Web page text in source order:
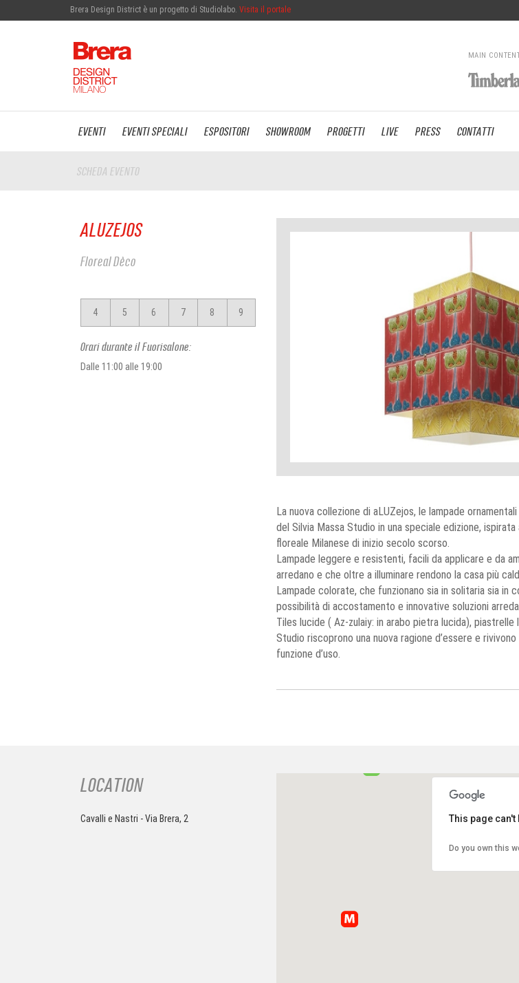
Brera Design District è un progetto di Studiolabo. Visita il portale
MAIN
EVENTI EVENTI SPECIALI ESPOSITORI SHOWROOM PROGETTI LIVE PRESS CONTATTI
SCHEDA EVENTO
ALUZEJOS
Floreal Dèco
4 5 6 7 8 9
Orari durante il Fuorisalone:
Dalle 11:00 alle 19:00
La nuova collezione di aLUZejos, le lampade
del Silvia Massa Studio in una speciale edizione,
floreale Milanese di inizio secolo scorso.
Lampade leggere e resistenti, facili da applicare e da
arredano e che oltre a illuminare rendono la casa più
Lampade colorate, che funzionano sia in solitaria sia in
possibilità di accostamento e innovative soluzioni
Tiles lucide ( Az-zulaiy: in arabo pietra lucida), piastrelle
Studio riscoprono una nuova ragione d’essere e
funzione d’uso.
LOCATION
Cavalli e Nastri - Via Brera, 2 This page
Do you own this